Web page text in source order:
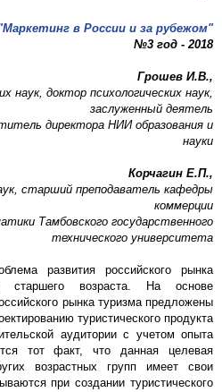
в России и за рубежом"
№3 год - 2018
Грошев И.В.,
наук, доктор психологических наук,
заслуженный деятель
директора НИИ образования и
науки
Корчагин Е.П.,
старший преподаватель кафедры
коммерции
Тамбовского государственного
технического университета
развития российского рынка
старшего возраста. На основе
рынка туризма предложены
туристического продукта
аудитории с учетом опыта
тот факт, что данная целевая
возрастных групп имеет свои
при создании туристического